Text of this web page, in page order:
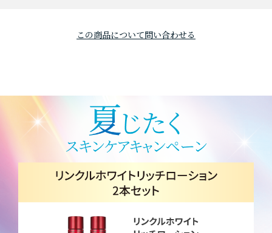
この商品について問い合わせる